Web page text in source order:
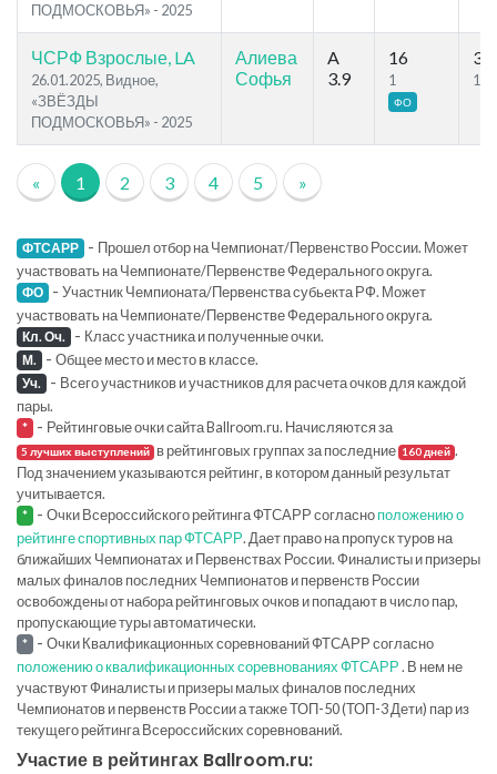
ПОДМОСКОВЬЯ» - 2025
ЧСРФ Взрослые, LA
26.01.2025, Видное,
«ЗВЁЗДЫ
ПОДМОСКОВЬЯ» - 2025
Алиева
Софья
A
3.9
16
1
ФО
37
16
« 1 2 3 4 5 »
ФТСАРР - Прошел отбор на Чемпионат/Первенство России. Может
участвовать на Чемпионате/Первенстве Федерального округа.
ФО - Участник Чемпионата/Первенства субьекта РФ. Может
участвовать на Чемпионате/Первенстве Федерального округа.
Кл. Оч. - Класс участника и полученные очки.
М. - Общее место и место в классе.
Уч. - Всего участников и участников для расчета очков для каждой
пары.
* - Рейтинговые очки сайта Ballroom.ru. Начисляются за
5 лучших выступлений в рейтинговых группах за последние 160 дней .
Под значением указываются рейтинг, в котором данный результат
учитывается.
* - Очки Всероссийского рейтинга ФТСАРР согласноположению о
рейтинге спортивных пар ФТСАРР. Дает право на пропуск туров на
ближайших Чемпионатах и Первенствах России. Финалисты и призеры
малых финалов последних Чемпионатов и первенств России
освобождены от набора рейтинговых очков и попадают в число пар,
пропускающие туры автоматически.
* - Очки Квалификационных соревнований ФТСАРР согласно
положению о квалификационных соревнованиях ФТСАРР. В нем не
участвуют Финалисты и призеры малых финалов последних
Чемпионатов и первенств России а также ТОП-50 (ТОП-3 Дети) пар из
текущего рейтинга Всероссийских соревнований.
Участие в рейтингах Ballroom.ru: